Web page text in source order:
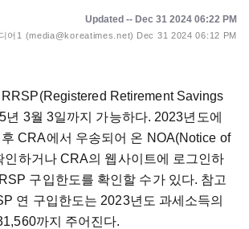
Updated -- Dec 31 2024 06:22 PM
어1 (media@koreatimes.net) Dec 31 2024 06:12 PM
Retirement Savings
년 3월 3일까지 가능하다. 2023년도에
CRA에서 우송되어 온 NOA(Notice of
인하거나 CRA의 웹사이트에 로그인하
구입한도를 확인할 수가 있다. 참고
연 구입한도는 2023년도 과세소득의
까지 주어진다.